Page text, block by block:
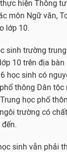
hiện Thông
môn Ngữ văn,
lớp 10.
sinh trường
10 trên địa
học sinh có
thông Dân
học phổ
trường có
sinh vẫn phải